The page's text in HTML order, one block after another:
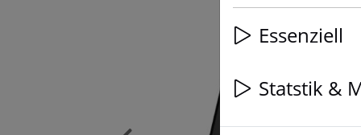
Essenziell
Statstik &